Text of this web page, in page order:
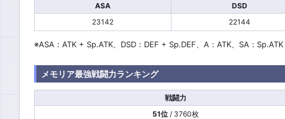
ASA DSD
23142
22144
※ASA：ATK + Sp.ATK、DSD：DEF + Sp.DEF、A：ATK、SA：Sp.ATK
メモリア最強戦闘力ランキング
戦闘力
51位/ 3760枚